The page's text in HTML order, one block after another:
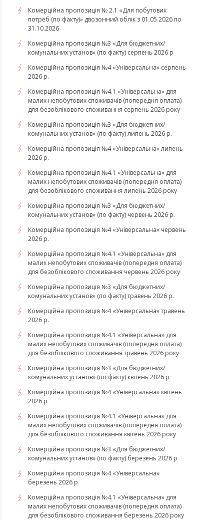
Комерційна пропозиція № 2.1 «Для побутових
потреб (по факту)» двозонний облік з 01.05.2026 по
31.10.2026
Комерційна пропозиція №3 «Для бюджетних/
комунальних установ» (по факту) серпень 2026 р
Комерційна пропозиція №4 «Універсальна» серпень
2026 р.
Комерційна пропозиція №4.1 «Універсальна» для
малих непобутових споживачів (попередня оплата)
для безоблікового споживання серпень 2026 року
Комерційна пропозиція №3 «Для бюджетних/
комунальних установ» (по факту) липень 2026 р.
Комерційна пропозиція №4 «Універсальна» липень
2026 р.
Комерційна пропозиція №4.1 «Універсальна» для
малих непобутових споживачів (попередня оплата)
для безоблікового споживання липень 2026 року
Комерційна пропозиція №3 «Для бюджетних/
комунальних установ» (по факту) червень 2026 р.
Комерційна пропозиція №4 «Універсальна» червень
2026 р.
Комерційна пропозиція №4.1 «Універсальна» для
малих непобутових споживачів (попередня оплата)
для безоблікового споживання червень 2026 року
Комерційна пропозиція №3 «Для бюджетних/
комунальних установ» (по факту) травень 2026 р.
Комерційна пропозиція №4 «Універсальна» травень
2026 р.
Комерційна пропозиція №4.1 «Універсальна» для
малих непобутових споживачів (попередня оплата)
для безоблікового споживання травень 2026 року
Комерційна пропозиція №3 «Для бюджетних/
комунальних установ» (по факту) квітень 2026 р
Комерційна пропозиція №4 «Універсальна» квітень
2026 р
Комерційна пропозиція №4.1 «Універсальна» для
малих непобутових споживачів (попередня оплата)
для безоблікового споживання квітень 2026 року
Комерційна пропозиція №3 «Для бюджетних/
комунальних установ» (по факту) березень 2026 р
Комерційна пропозиція №4 «Універсальна»
березень 2026 р
Комерційна пропозиція №4.1 «Універсальна» для
малих непобутових споживачів (попередня оплата)
для безоблікового споживання березень 2026 року